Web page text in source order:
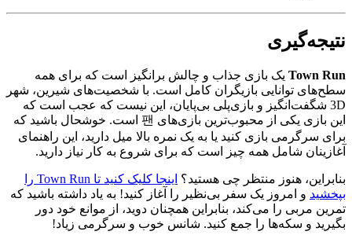
نتیجه‌گیری
Town Run یک بازی جذاب و چالش برانگیز است که برای همه
سطح‌های توانایی بازیگران کامل است. با شخصیت‌های شیرین، شهر
3D شگفت‌انگیز و بازی‌پلی بی‌پایان، این نیست که عجب است که
این بازی یکی از محبوب‌ترین بازی‌های 팬 است. خوشحال باشید که
برای سرگرمی بازی کنید یا به یک نمره بالا میل دارید، این راهنمای
آغازینان شامل همه چیز است که برای شروع به کار نیاز دارید.
بنابراین، هنوز منتظر چی هستید؟
اینجا کلیک کنید تا Town Run را
بپخشید و امروز یک سفر بی‌نظیر را آغاز کنید! به یاد داشته باشید که
تمرین مربی را می‌کند، بنابراین همچنان دوید، از موانع خود دور
بگیرید و سکه‌ها را جمع کنید. شانس خوب و سرگرمی زیاد!